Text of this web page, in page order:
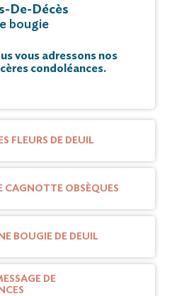
De-Décès
bougie
vous adressons nos
condoléances.
FLEURS DE DEUIL
CAGNOTTE OBSÈQUES
BOUGIE DE DEUIL
DE